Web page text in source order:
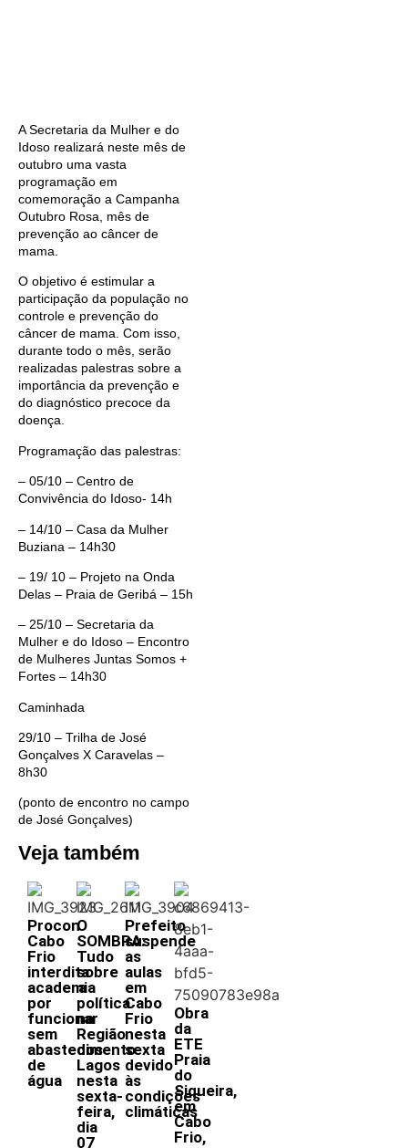
A Secretaria da Mulher e do
Idoso realizará neste mês de
outubro uma vasta
programação em
comemoração a Campanha
Outubro Rosa, mês de
prevenção ao câncer de
mama.
O objetivo é estimular a
participação da população no
controle e prevenção do
câncer de mama. Com isso,
durante todo o mês, serão
realizadas palestras sobre a
importância da prevenção e
do diagnóstico precoce da
doença.
Programação das palestras:
– 05/10 – Centro de
Convivência do Idoso- 14h
– 14/10 – Casa da Mulher
Buziana – 14h30
– 19/ 10 – Projeto na Onda
Delas – Praia de Geribá – 15h
– 25/10 – Secretaria da
Mulher e do Idoso – Encontro
de Mulheres Juntas Somos +
Fortes – 14h30
Caminhada
29/10 – Trilha de José
Gonçalves X Caravelas –
8h30
(ponto de encontro no campo
de José Gonçalves)
Veja também
Procon
Cabo
Frio
interdita
academia
por
funcionar
sem
abastecimento
de
água
O
SOMBRA:
Tudo
sobre
a
política
na
Região
dos
Lagos
nesta
sexta-
feira,
dia
07
Prefeito
suspende
as
aulas
em
Cabo
Frio
nesta
sexta
devido
às
condições
climáticas
Obra
da
ETE
Praia
do
Siqueira,
em
Cabo
Frio,